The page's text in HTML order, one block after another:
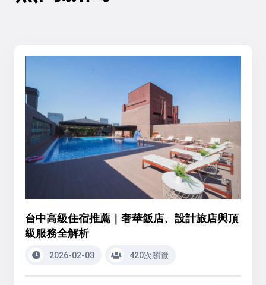
台中高級住宿推薦｜奢華飯店、設計旅店與頂
級服務全解析
2026-02-03 420次瀏覽